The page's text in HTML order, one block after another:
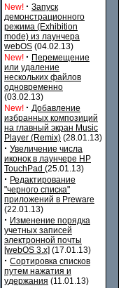
New! · Запуск
демонстрационного
режима (Exhibition
mode) из лаунчера
webOS (04.02.13)
New! · Перемещение
или удаление
нескольких файлов
одновременно
(03.02.13)
New! · Добавление
избранных композиций
на главный экран Music
Player (Remix) (28.01.13)
· Увеличение числа
иконок в лаунчере HP
TouchPad (25.01.13)
· Редактирование
"черного списка"
приложений в Preware
(22.01.13)
· Изменение порядка
учетных записей
электронной почты
[webOS 3.x] (17.01.13)
· Сортировка списков
путем нажатия и
удержания (11.01.13)